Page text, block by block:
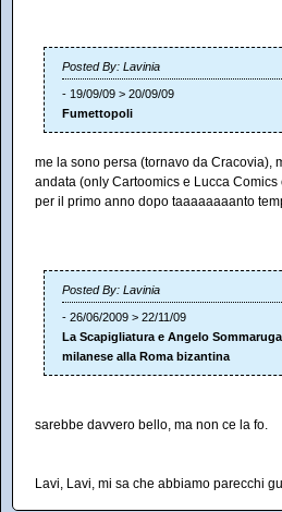
Posted By: Lavinia
- 19/09/09 > 20/09/09
Fumettopoli
me la sono persa (tornavo da Cracovia),
andata (only Cartoomics e Lucca
per il primo anno dopo taaaaaaaanto
Posted By: Lavinia
- 26/06/2009 > 22/11/09
La Scapigliatura e Angelo
milanese alla Roma bizantina
sarebbe davvero bello, ma non ce la fo.
Lavi, Lavi, mi sa che abbiamo parecchi